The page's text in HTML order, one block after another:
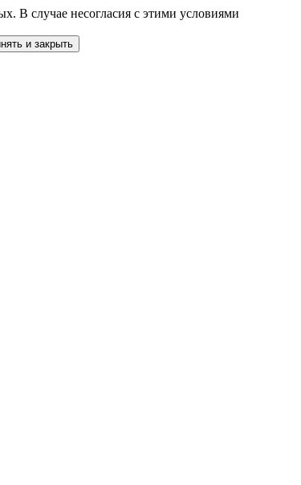
В случае несогласия с этими условиями
и закрыть